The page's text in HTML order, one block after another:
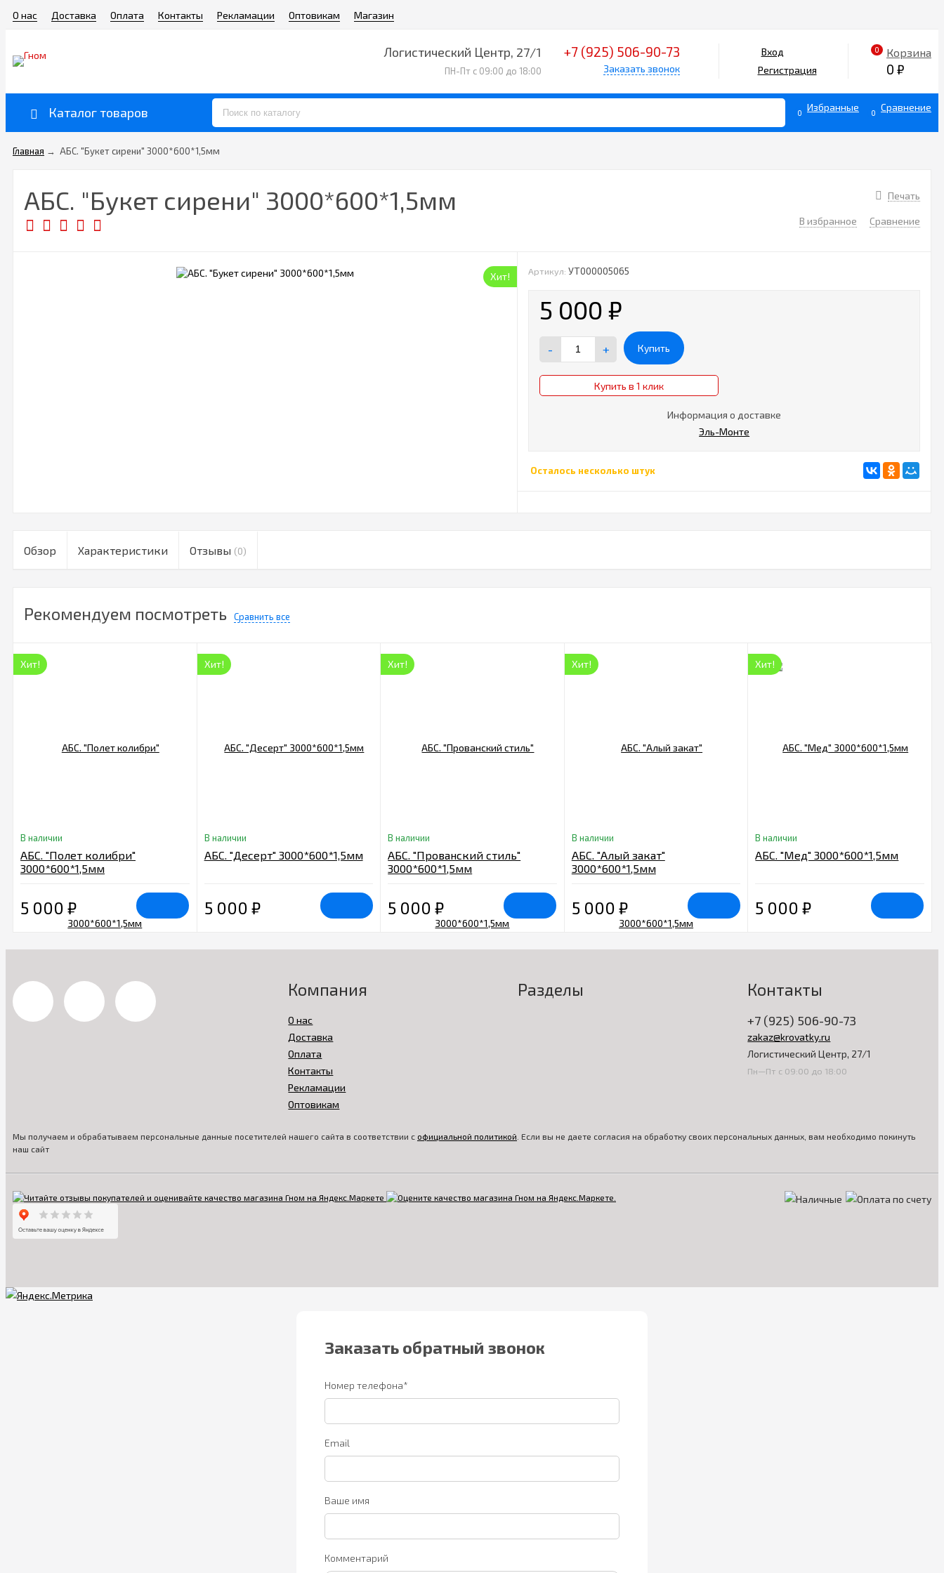
О нас Доставка Оплата Контакты Рекламации Оптовикам Магазин
Логистический Центр, 27/1
ПН-Пт с 09:00 до 18:00
+7 (925) 506-90-73
Заказать звонок
Вход
Регистрация
0 Корзина
0 ₽
Каталог товаров 0 Избранные 0 Сравнение
Главная → АБС. "Букет сирени" 3000*600*1,5мм
Печать
АБС. "Букет сирени" 3000*600*1,5мм
В избранное Сравнение
Хит! Артикул: УТ000005065
5 000₽
- + Купить
Купить в 1 клик
Информация о доставке
Эль-Монте
Осталось несколько штук
Обзор Характеристики Отзывы (0)
Рекомендуем посмотреть Сравнить все
Хит!
В наличии
АБС. "Полет колибри"
3000*600*1,5мм
5 000 ₽
Хит!
В наличии
АБС. "Десерт" 3000*600*1,5мм
5 000 ₽
Хит!
В наличии
АБС. "Прованский стиль"
3000*600*1,5мм
5 000₽
Хит!
В наличии
АБС. "Алый закат"
3000*600*1,5мм
5 000 ₽
Хит!
В наличии
АБС. "Мед" 3000*600*1,5мм
5 000₽
Компания
О нас
Доставка
Оплата
Контакты
Рекламации
Оптовикам
Разделы Контакты
+7 (925) 506-90-73
zakaz@krovatky.ru
Логистический Центр, 27/1
Пн—Пт с 09:00 до 18:00
Мы получаем и обрабатываем персональные данные посетителей нашего сайта в соответствии с официальной политикой . Если вы не даете согласия на обработку своих персональных данных, вам необходимо покинуть
наш сайт
Заказать обратный звонок
Номер телефона*
Email
Ваше имя
Комментарий